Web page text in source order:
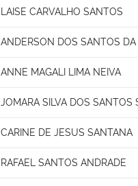
LAISE CARVALHO SANTOS
ANDERSON DOS SANTOS DA
ANNE MAGALI LIMA NEIVA
JOMARA SILVA DOS SANTOS
CARINE DE JESUS SANTANA
RAFAEL SANTOS ANDRADE